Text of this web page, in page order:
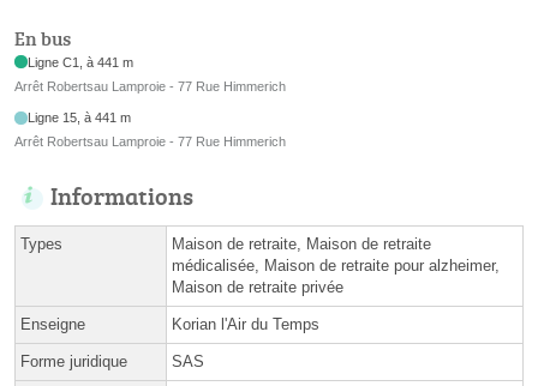
En bus
Ligne C1, à 441 m
Arrêt Robertsau Lamproie - 77 Rue Himmerich
Ligne 15, à 441 m
Arrêt Robertsau Lamproie - 77 Rue Himmerich
Informations
Types
Maison de retraite, Maison de retraite
médicalisée, Maison de retraite pour alzheimer,
Maison de retraite privée
Enseigne Korian l'Air du Temps
Forme juridique SAS